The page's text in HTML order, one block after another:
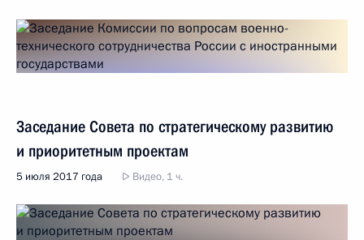
Заседание Совета по стратегическому развитию
и приоритетным проектам
5 июля 2017 года Видео, 1 ч.